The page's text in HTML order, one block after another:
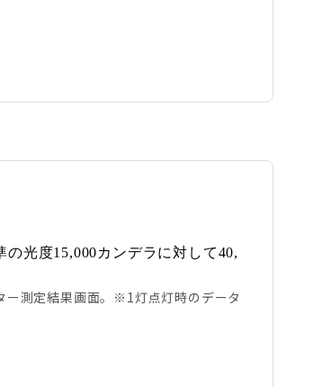
光度15,000カンデラに対して40,
測定結果画面。※1灯点灯時のデータ